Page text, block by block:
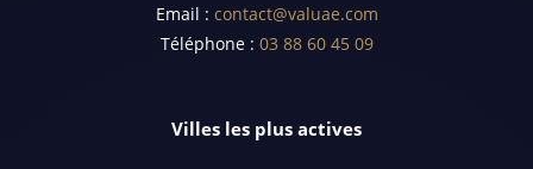
Email : contact@valuae.com
Téléphone : 03 88 60 45 09
Villes les plus actives